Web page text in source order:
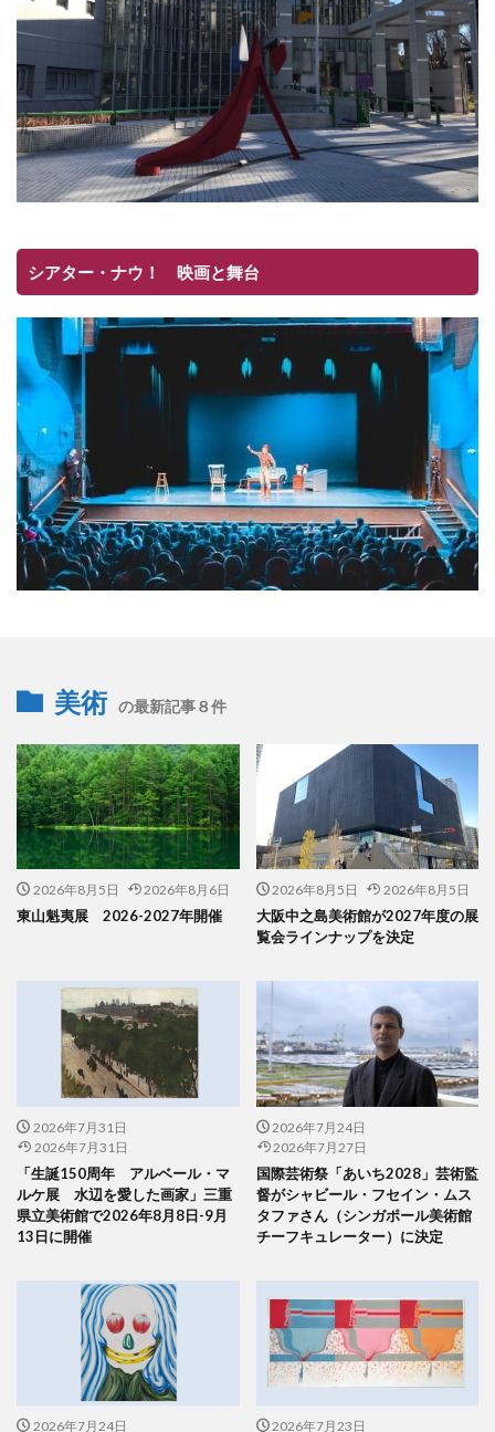
シアター・ナウ！ 映画と舞台
美術 の最新記事８件
2026年8月5日 2026年8月6日
東山魁夷展 2026-2027年開催
2026年8月5日 2026年8月5日
大阪中之島美術館が2027年度の展
覧会ラインナップを決定
2026年7月31日
2026年7月31日
「生誕150周年 アルベール・マ
ルケ展 水辺を愛した画家」三重
県立美術館で2026年8月8日-9月
13日に開催
2026年7月24日
2026年7月27日
国際芸術祭「あいち2028」芸術監
督がシャビール・フセイン・ムス
タファさん（シンガポール美術館
チーフキュレーター）に決定
2026年7月24日
2026年7月23日